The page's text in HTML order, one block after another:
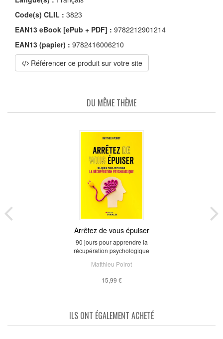
Code(s) CLIL : 3823
EAN13 eBook [ePub + PDF] : 9782212901214
EAN13 (papier) : 9782416006210
Référencer ce produit sur votre site
DU MÊME THÈME
Arrêtez de vous épuiser
90 jours pour apprendre la
récupération psychologique
Matthieu Poirot
15,99 €
ILS ONT ÉGALEMENT ACHETÉ